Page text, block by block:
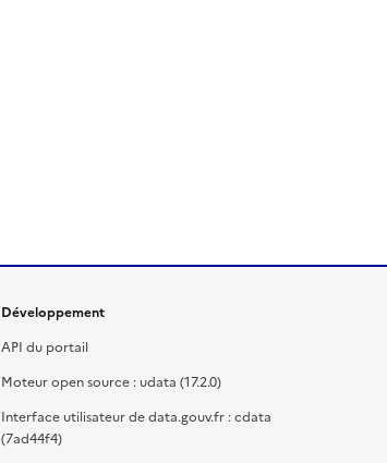
Développement
API du portail
Moteur open source : udata (17.2.0)
Interface utilisateur de data.gouv.fr : cdata
(7ad44f4)